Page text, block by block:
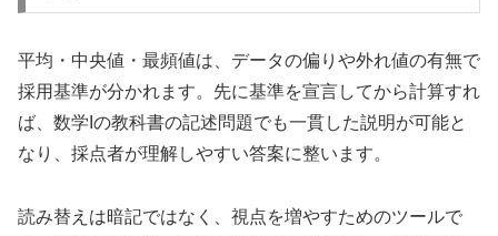
平均・中央値・最頻値は、データの偏りや外れ値の有無で
採用基準が分かれます。先に基準を宣言してから計算すれ
ば、数学Iの教科書の記述問題でも一貫した説明が可能と
なり、採点者が理解しやすい答案に整います。
読み替えは暗記ではなく、視点を増やすためのツールで